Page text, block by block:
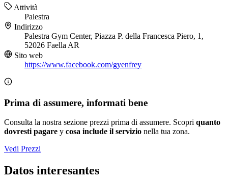
Attività
Palestra
Indirizzo
Palestra Gym Center, Piazza P. della Francesca Piero, 1,
52026 Faella AR
Sito web
https://www.facebook.com/gyenfrey
Prima di assumere, informati bene
Consulta la nostra sezione prezzi prima di assumere. Scopri quanto
dovresti pagare y cosa include il servizio nella tua zona.
Vedi Prezzi
Datos interesantes